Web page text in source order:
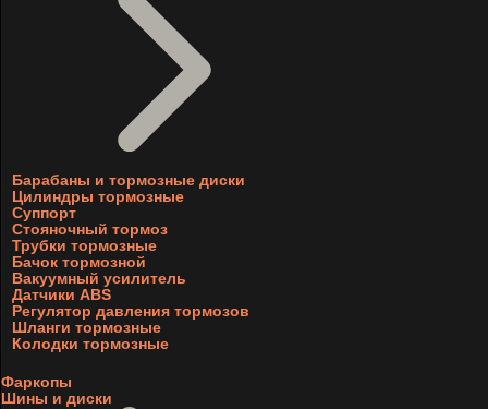
Барабаны и тормозные диски
Цилиндры тормозные
Суппорт
Стояночный тормоз
Трубки тормозные
Бачок тормозной
Вакуумный усилитель
Датчики ABS
Регулятор давления тормозов
Шланги тормозные
Колодки тормозные
Фаркопы
Шины и диски